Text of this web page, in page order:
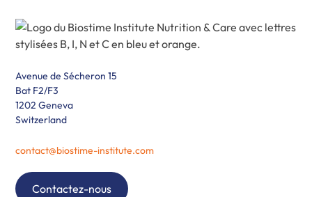
Avenue de Sécheron 15
Bat F2/F3
1202 Geneva
Switzerland
contact@biostime-institute.com
Contactez-nous